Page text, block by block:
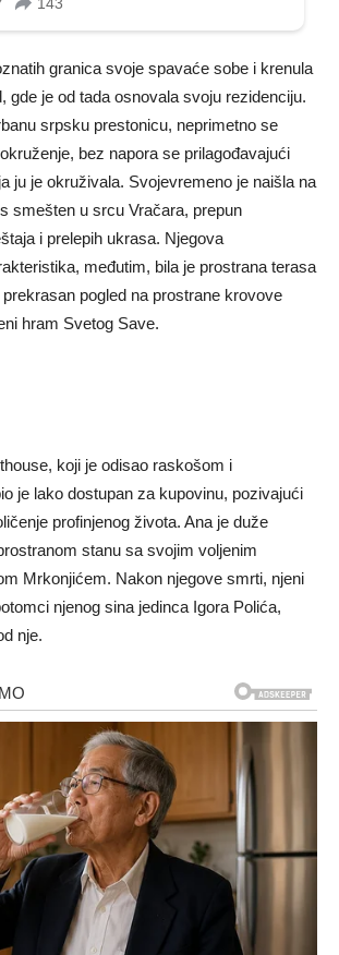
granica svoje spavaće sobe i krenula
gde je od tada osnovala svoju rezidenciju.
srpsku prestonicu, neprimetno se
bez napora se prilagođavajući
ju je okruživala. Svojevremeno je naišla na
smešten u srcu Vračara, prepun
i prelepih ukrasa. Njegova
međutim, bila je prostrana terasa
pogled na prostrane krovove
hram Svetog Save.
koji je odisao raskošom i
je lako dostupan za kupovinu, pozivajući
profinjenog života. Ana je duže
stanu sa svojim voljenim
Mrkonjićem. Nakon njegove smrti, njeni
njenog sina jedinca Igora Polića,
nje.